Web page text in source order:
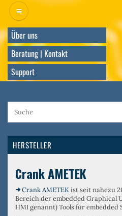
Direkt
zum
InhaltÜber uns
Beratung | Kontakt
Support
HERSTELLER
Crank AMETEK
Crank AMETEK ist seit nahezu
Bereich der embedded Graphical
HMI genannt) Tools für embedded